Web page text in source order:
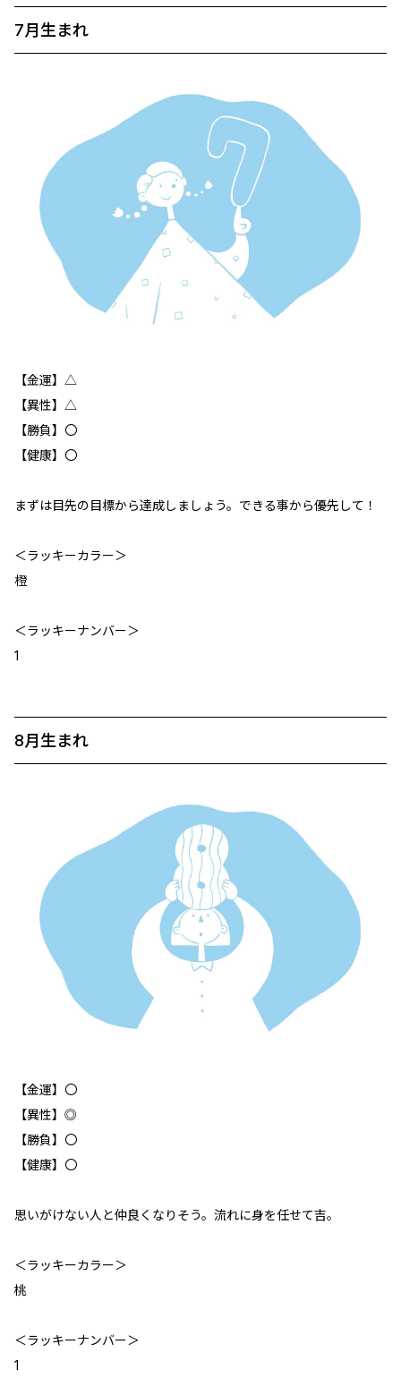
7月生まれ
【金運】△
【異性】△
【勝負】〇
【健康】〇
まずは目先の目標から達成しましょう。できる事から優先して！
＜ラッキーカラー＞
橙
＜ラッキーナンバー＞
1
8月生まれ
【金運】〇
【異性】◎
【勝負】〇
【健康】〇
思いがけない人と仲良くなりそう。流れに身を任せて吉。
＜ラッキーカラー＞
桃
＜ラッキーナンバー＞
1